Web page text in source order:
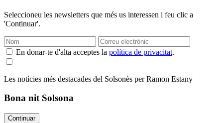
Seleccioneu les newsletters que més us interessen i feu clic a
'Continuar'.
En donar-te d'alta acceptes la política de privacitat.
Les notícies més destacades del Solsonès per Ramon Estany
Bona nit Solsona
Continuar